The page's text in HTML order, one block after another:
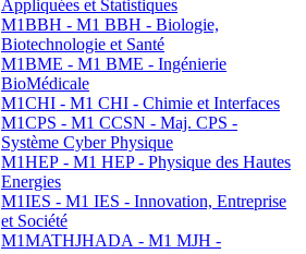
Appliquées et Statistiques
M1BBH - M1 BBH - Biologie,
Biotechnologie et Santé
M1BME - M1 BME - Ingénierie
BioMédicale
M1CHI - M1 CHI - Chimie et Interfaces
M1CPS - M1 CCSN - Maj. CPS -
Système Cyber Physique
M1HEP - M1 HEP - Physique des Hautes
Energies
M1IES - M1 IES - Innovation, Entreprise
et Société
M1MATHJHADA - M1 MJH -